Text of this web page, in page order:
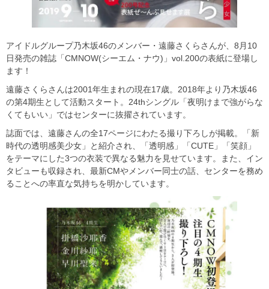
アイドルグループ乃木坂46のメンバー・遠藤さくらさんが、8月10
日発売の雑誌「CMNOW(シーエム・ナウ)」vol.200の表紙に登場し
ます！
遠藤さくらさんは2001年生まれの現在17歳。2018年より乃木坂46
の第4期生として活動スタート。24thシングル「夜明けまで強がらな
くてもいい」ではセンターに抜擢されています。
誌面では、遠藤さんの全17ページにわたる撮り下ろしが掲載。「新
時代の透明感美少女」と紹介され、「透明感」「CUTE」「笑顔」
をテーマにした3つの衣装で異なる魅力を見せています。また、イン
タビューも収録され、最新CMやメンバー同士の話、センターを務め
ることへの率直な気持ちを明かしています。